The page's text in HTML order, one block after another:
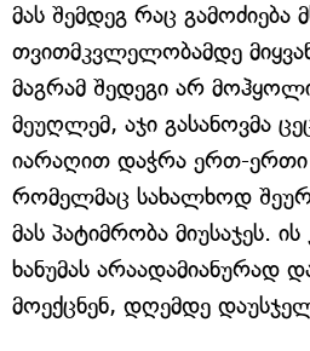
მას შემდეგ რაც
თვითმკვლელობამდე
მაგრამ შედეგი არ
მეუღლემ, აჯი გასანოვმა
იარაღით დაჭრა ერთ-ერთი
რომელმაც სახალხოდ
მას პატიმრობა მიუსაჯეს. ის
ხანუმას არაადამიანურად
მოექცნენ, დღემდე